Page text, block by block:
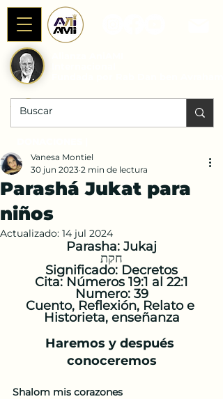
Parashá Jukat para
niños
Vanesa Montiel
30 jun 2023 2 min de lectura
Actualizado: 14 jul 2024
Parasha: Jukaj
חקת
Significado: Decretos
Cita: Números 19:1 al 22:1
Numero: 39
Cuento, Reflexión, Relato e
Historieta, enseñanza
Haremos y después
conoceremos
Shalom mis corazones